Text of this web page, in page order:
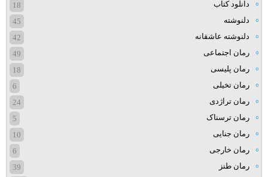
دانلود کتاب
18
دلنوشته
45
دلنوشته عاشقانه
42
رمان اجتماعی
49
رمان پلیسی
18
رمان تخیلی
6
رمان تراژدی
24
رمان ترسناک
5
رمان جنایی
10
رمان خارجی
6
رمان طنز
39